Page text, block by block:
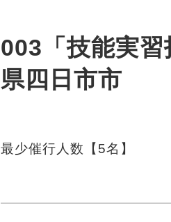
003「技能実
県四日市市
最少催行人数【5名】